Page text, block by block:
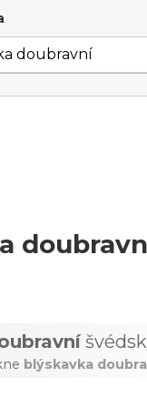
blýskavka